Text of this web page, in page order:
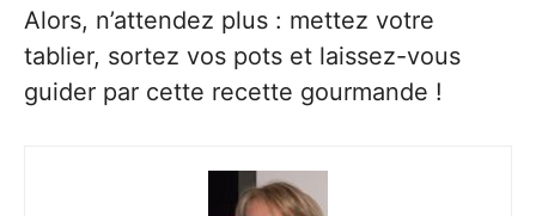
Alors, n’attendez plus : mettez votre
tablier, sortez vos pots et laissez-vous
guider par cette recette gourmande !